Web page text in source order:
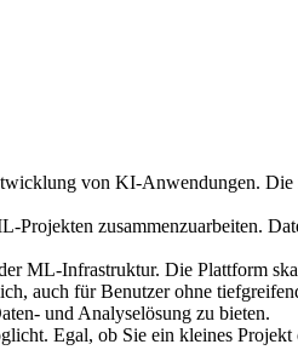
von KI-Anwendungen. Die
zusammenzuarbeiten.
ML-Infrastruktur. Die Plattform
auch für Benutzer ohne
und Analyselösung zu bieten.
Egal, ob Sie ein kleines Projekt